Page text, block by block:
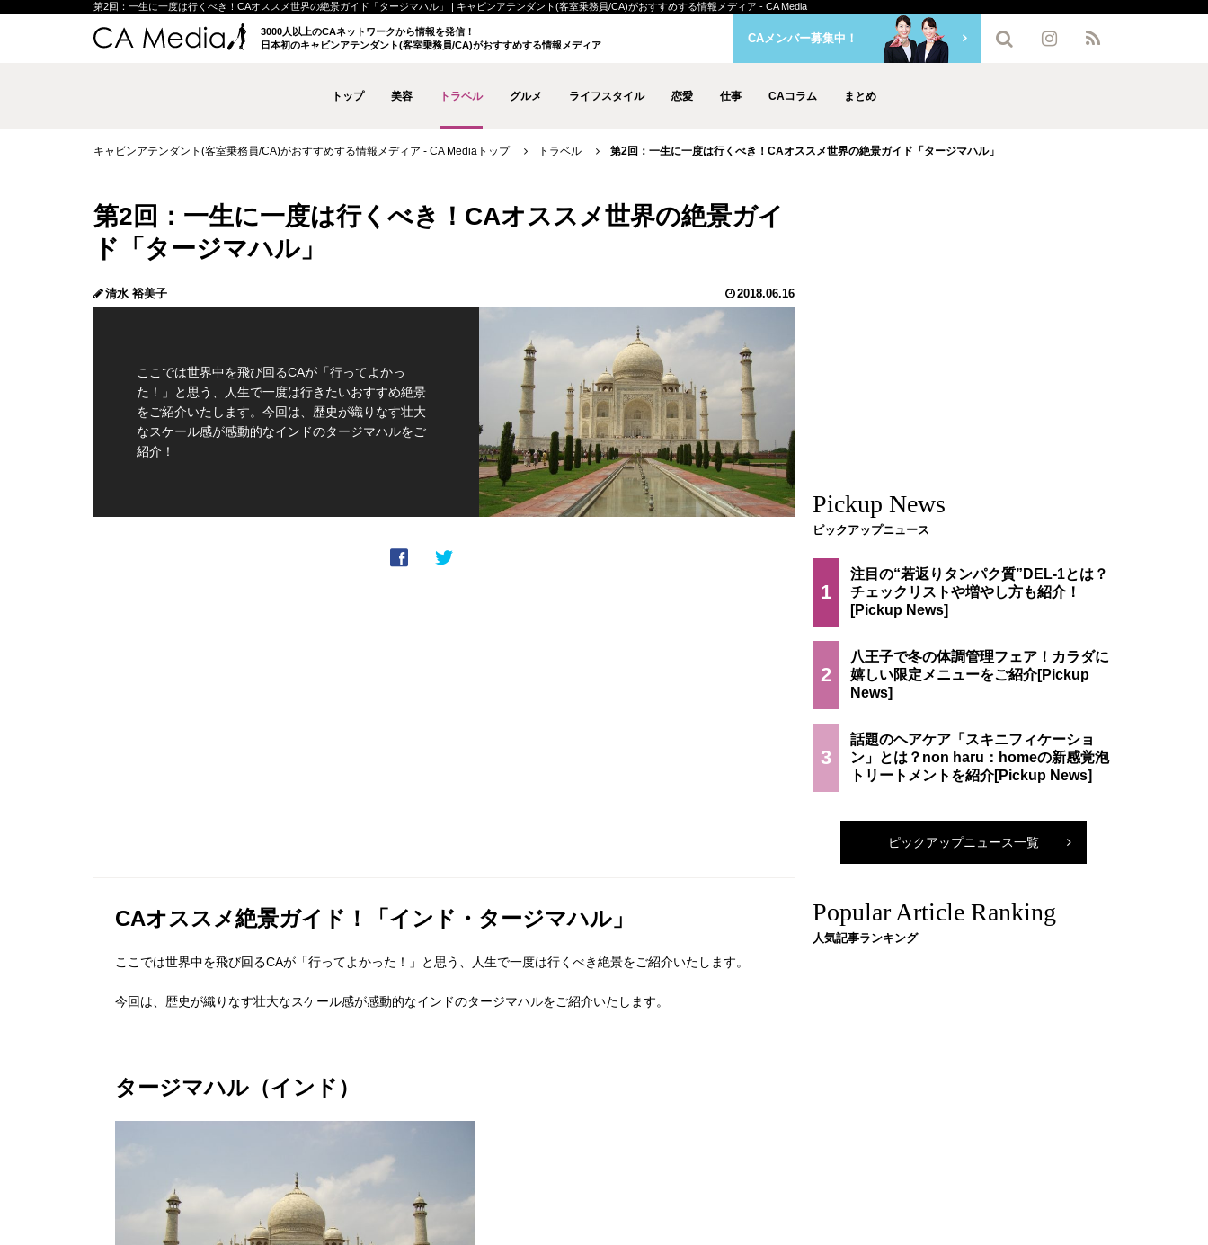
第2回：一生に一度は行くべき！CAオススメ世界の絶景ガイド「タージマハル」 | キャビンアテンダント(客室乗務員/CA)がおすすめする情報メディア - CA Media
3000人以上のCAネットワークから情報を発信！
日本初のキャビンアテンダント(客室乗務員/CA)がおすすめする情報メディア
トップ 美容 トラベル グルメ ライフスタイル 恋愛 仕事 CAコラム まとめ
CAメンバー募集中！
キャビンアテンダント(客室乗務員/CA)がおすすめする情報メディア - CA Mediaトップ トラベル 第2回：一生に一度は行くべき！CAオススメ世界の絶景ガイド「タージマハル」
第2回：一生に一度は行くべき！CAオススメ世界の絶景ガイ
ド「タージマハル」
清水 裕美子 2018.06.16
ここでは世界中を飛び回るCAが「行ってよかっ
た！」と思う、人生で一度は行きたいおすすめ絶景
をご紹介いたします。今回は、歴史が織りなす壮大
なスケール感が感動的なインドのタージマハルをご
紹介！
CAオススメ絶景ガイド！「インド・タージマハル」
ここでは世界中を飛び回るCAが「行ってよかった！」と思う、人生で一度は行くべき絶景をご紹介いたします。
今回は、歴史が織りなす壮大なスケール感が感動的なインドのタージマハルをご紹介いたします。
タージマハル（インド）
Pickup News
ピックアップニュース
1
注目の“若返りタンパク質”DEL-1とは？
チェックリストや増やし方も紹介！
2
八王子で冬の体調管理フェア！カラダに
嬉しい限定メニューをご紹介
3
話題のヘアケア「スキニフィケーショ
ン」とは？non haru：homeの新感覚泡
トリートメントを紹介
ピックアップニュース一覧
Popular Article Ranking
人気記事ランキング